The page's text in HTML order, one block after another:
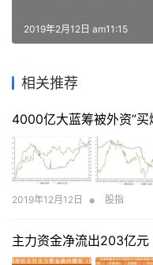
2019年2月12日 am11:15
相关推荐
4000亿大蓝筹被外资”
2019年12月12日 • 股指
主力资金净流出203亿